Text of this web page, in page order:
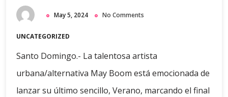
May 5, 2024 No Comments
UNCATEGORIZED
Santo Domingo.- La talentosa artista
urbana/alternativa May Boom está emocionada de
lanzar su último sencillo, Verano, marcando el final